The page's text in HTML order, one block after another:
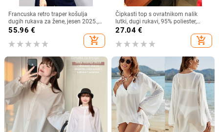
Francuska retro traper košulja
dugih rukava za žene, jesen 2025.,
nova ležerna, elegantna, svestrana,
55.96 €
add_shopping_cart
Čipkasti top s ovratnikom nalik
lutki, dugi rukavi, 95% poliester,
kardigan stil, gradski stil
27.04€
add_shopping_cart